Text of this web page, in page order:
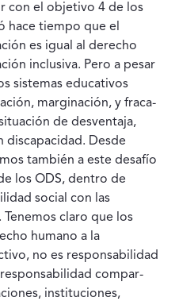
con el objetivo 4 de los
hace tiempo que el
es igual al derecho
inclusiva. Pero a pesar
sistemas educativos
marginación, y fraca­
de desventaja,
discapacidad. Desde
también a este desafío
los ODS, den­tro de
social con las
claro que los
humano a la
no es res­ponsabilidad
responsabilidad compar­
instituciones,